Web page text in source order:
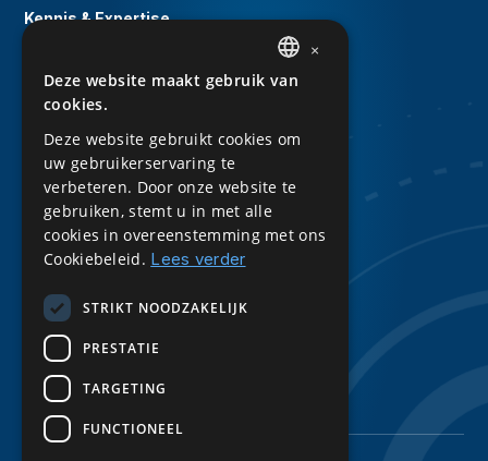
Kennis & Expertise
Whitepapers
Kennisbank
Downloads
Privacy Statement
Sitemap
LinkedIn
DUTCH
×
Deze website maakt gebruik van
cookies.
Deze website gebruikt cookies om
uw gebruikerservaring te
verbeteren. Door onze website te
gebruiken, stemt u in met alle
cookies in overeenstemming met ons
Cookiebeleid. Lees verder
STRIKT NOODZAKELIJK
PRESTATIE
TARGETING
FUNCTIONEEL